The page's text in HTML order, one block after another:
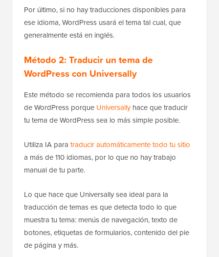
Por último, si no hay traducciones disponibles para
ese idioma, WordPress usará el tema tal cual, que
generalmente está en inglés.
Método 2: Traducir un tema de
WordPress con Universally
Este método se recomienda para todos los usuarios
de WordPress porque Universallyhace que traducir
tu tema de WordPress sea lo más simple posible.
Utiliza IA para traducir automáticamente todo tu sitio
a más de 110 idiomas, por lo que no hay trabajo
manual de tu parte.
Lo que hace que Universally sea ideal para la
traducción de temas es que detecta todo lo que
muestra tu tema: menús de navegación, texto de
botones, etiquetas de formularios, contenido del pie
de página y más.